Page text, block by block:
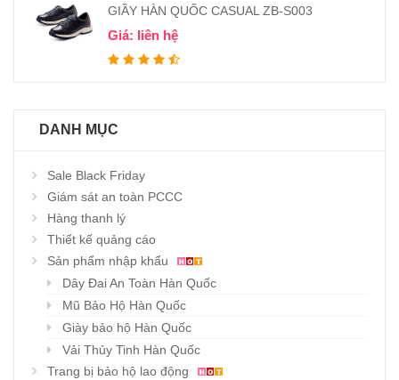
GIẦY HÀN QUỐC CASUAL ZB-S003
Giá: liên hệ
DANH MỤC
Sale Black Friday
Giám sát an toàn PCCC
Hàng thanh lý
Thiết kế quảng cáo
Sản phẩm nhập khẩu
Dây Đai An Toàn Hàn Quốc
Mũ Bảo Hộ Hàn Quốc
Giày bảo hộ Hàn Quốc
Vải Thủy Tinh Hàn Quốc
Trang bị bảo hộ lao động